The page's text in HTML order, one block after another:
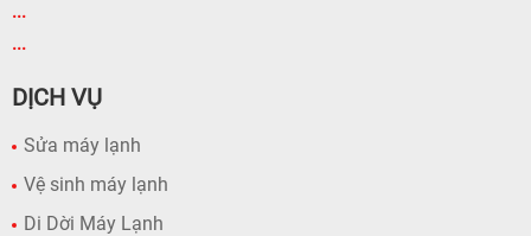
...
...
DỊCH VỤ
Sửa máy lạnh
Vệ sinh máy lạnh
Di Dời Máy Lạnh